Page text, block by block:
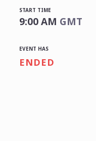
START TIME
9:00 AM GMT
EVENT HAS
ENDED